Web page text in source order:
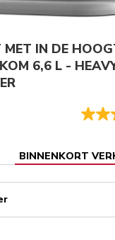
MET IN DE
6,6 L -
BINNENKORT